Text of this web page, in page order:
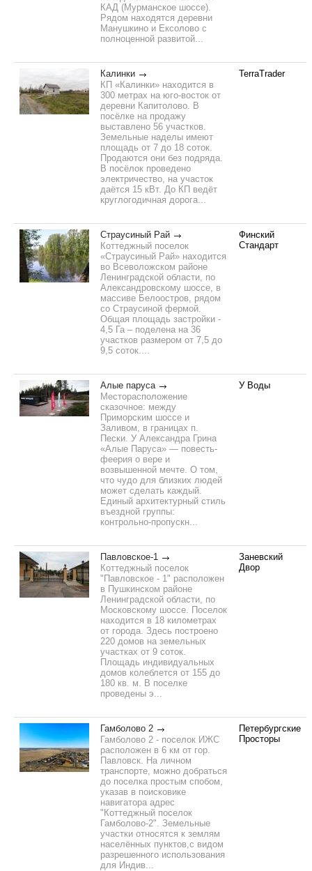
КАД (Мурманское шоссе).
Рядом находятся деревни
Манушкино и Ексолово с
полноценной развитой...
Калинки
КП «Калинки» находится в
300 метрах на юго-восток от
деревни Капитолово. В
посёлке на продажу
выставлено 56 участков.
Земельные наделы имеют
площадь от 7 до 18 соток.
Продаются они без подряда.
В посёлок проведено
электричество, на участок
даётся 15 кВт. До КП ведёт
круглогодичная дорога...
TerraTrader
Страусиный Рай
Коттеджный поселок
«Страусиный Рай» находится
во Всеволожском районе
Ленинградской области, по
Александровскому шоссе, в
массиве Белоостров, рядом
со Страусиной фермой.
Общая площадь застройки -
4,5 Га – поделена на 36
участков размером от 7,5 до
9,5 соток....
Финский
Стандарт
Алые паруса
Месторасположение
сказочное: между
Приморским шоссе и
Заливом, в границах п.
Пески. У Александра Грина
«Алые Паруса» — повесть-
феерия о вере и
возвышенной мечте. О том,
что чудо для близких людей
может сделать каждый.
Единый архитектурный стиль
въездной группы:
контрольно-пропускн...
У Воды
Павловское-1
Коттеджный поселок
"Павловское - 1" расположен
в Пушкинском районе
Ленинградской области, по
Московскому шоссе. Поселок
находится в 18 километрах
от города. Здесь построено
220 домов на земельных
участках от 9 соток.
Площадь индивидуальных
домов колеблется от 155 до
180 кв. м. В поселке
проведены э...
Заневский
Двор
Гамболово 2
Гамболово 2 - поселок ИЖС
расположен в 6 км от гор.
Павловск. На личном
транспорте, можно добраться
до поселка простым спобом,
указав в поисковике
навигатора адрес
"Коттеджный поселок
Гамболово-2". Земельные
участки относятся к землям
населённых пунктов,с видом
разрешенного использования
для Индив...
Петербургские
Просторы